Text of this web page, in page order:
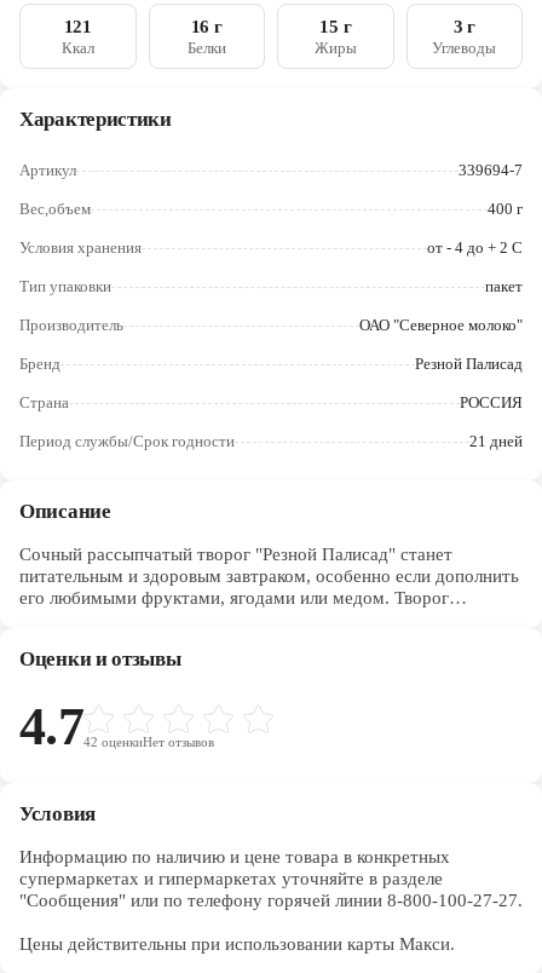
Череповец
121
Ккал
16 г
Белки
15 г
Жиры
3 г
Углеводы
Характеристики
Артикул 339694-7
Вес,объем 400 г
Условия хранения от - 4 до + 2 С
Тип упаковки пакет
Производитель ОАО "Северное молоко"
Бренд Резной Палисад
Страна РОССИЯ
Период службы/Срок годности 21 дней
Описание
Сочный рассыпчатый творог "Резной Палисад" станет
питательным и здоровым завтраком, особенно если дополнить
его любимыми фруктами, ягодами или медом. Творог
способствует выведению избытка жидкости из организма.
гипертонической болезни, заболеваниях печени. Творог
является богатым источником кальция, поэтому способствует
профилактике остеопороза.
Оценки и отзывы
4.742 оценкиНет отзывов
Условия
Информацию по наличию и цене товара в конкретных
супермаркетах и гипермаркетах уточняйте в разделе
"Сообщения" или по телефону горячей линии 8-800-100-27-27.
Цены действительны при использовании карты Макси.